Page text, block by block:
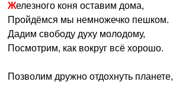
Железного коня оставим дома,
Пройдёмся мы немножечко пешком.
Дадим свободу духу молодому,
Посмотрим, как вокруг всё хорошо.
Позволим дружно отдохнуть планете,